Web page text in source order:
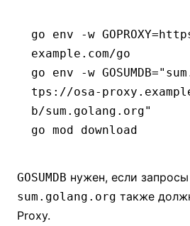
go env -w
example.com/go
go env -w GOSUMDB=
tps://osa-
b/sum.golang.org"
go mod download
GOSUMDB нужен, если
sum.golang.org также
Proxy.